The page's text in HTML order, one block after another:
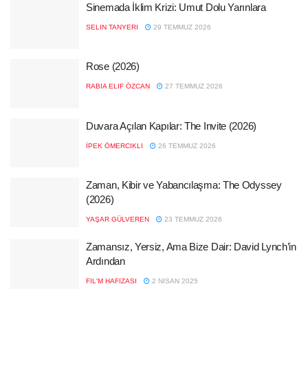
Sinemada İklim Krizi: Umut Dolu Yarınlara
SELIN TANYERI 29 TEMMUZ 2026
Rose (2026)
RABIA ELIF ÖZCAN 27 TEMMUZ 2026
Duvara Açılan Kapılar: The Invite (2026)
İPEK ÖMERCIKLI 26 TEMMUZ 2026
Zaman, Kibir ve Yabancılaşma: The Odyssey
(2026)
YAŞAR GÜLVEREN 23 TEMMUZ 2026
Zamansız, Yersiz, Ama Bize Dair: David Lynch’in
Ardından
FIL'M HAFIZASI 2 NISAN 2025